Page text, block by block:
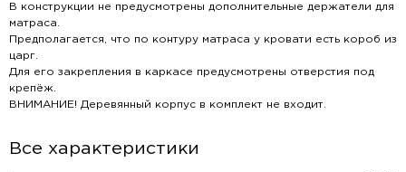
В конструкции не предусмотрены дополнительные держатели для
матраса.
Предполагается, что по контуру матраса у кровати есть короб из
царг.
Для его закрепления в каркасе предусмотрены отверстия под
крепёж.
ВНИМАНИЕ! Деревянный корпус в комплект не входит.
Все характеристики